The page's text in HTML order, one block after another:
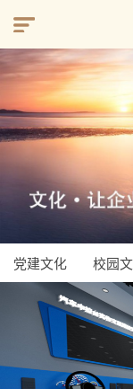
党建文化 校园